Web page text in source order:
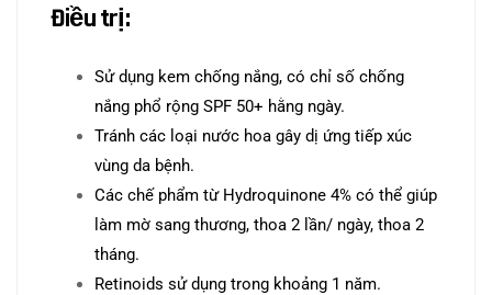
Điều trị:
Sử dụng kem chống nắng, có chỉ số chống
nắng phổ rộng SPF 50+ hằng ngày.
Tránh các loại nước hoa gây dị ứng tiếp xúc
vùng da bệnh.
Các chế phẩm từ Hydroquinone 4% có thể giúp
làm mờ sang thương, thoa 2 lần/ ngày, thoa 2
tháng.
Retinoids sử dụng trong khoảng 1 năm.